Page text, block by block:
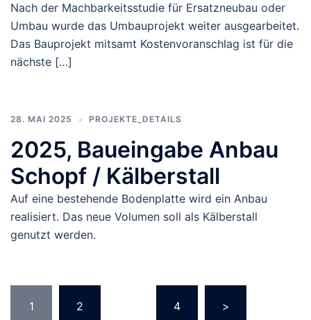
Nach der Machbarkeitsstudie für Ersatzneubau oder
Umbau wurde das Umbauprojekt weiter ausgearbeitet.
Das Bauprojekt mitsamt Kostenvoranschlag ist für die
nächste […]
28. MAI 2025 PROJEKTE_DETAILS
2025, Baueingabe Anbau
Schopf / Kälberstall
Auf eine bestehende Bodenplatte wird ein Anbau
realisiert. Das neue Volumen soll als Kälberstall
genutzt werden.
Seitennummerierung
1 2 4 >